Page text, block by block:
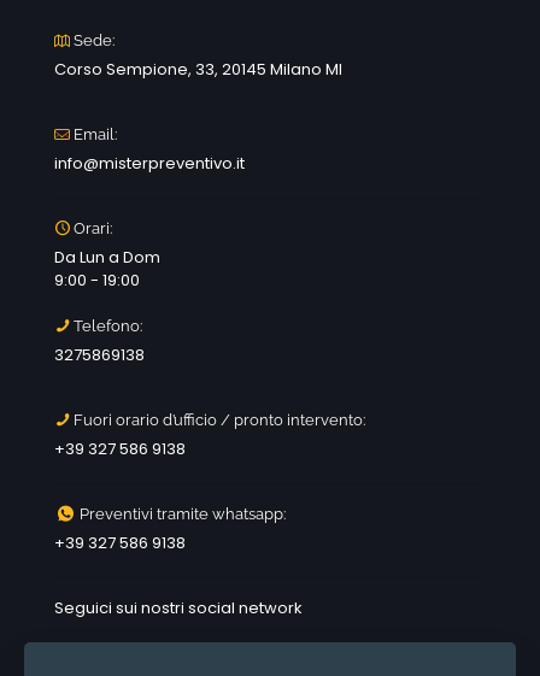
Sede:
Corso Sempione, 33, 20145 Milano MI
Email:
info@misterpreventivo.it
Orari:
Da Lun a Dom
9:00 - 19:00
Telefono:
3275869138
Fuori orario d’ufficio / pronto intervento:
+39 327 586 9138
Preventivi tramite whatsapp:
+39 327 586 9138
Seguici sui nostri social network